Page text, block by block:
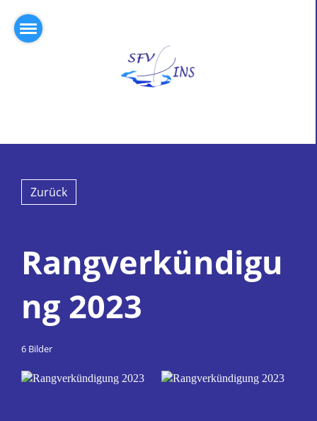
Zurück
Rangverkündigu
ng 2023
6 Bilder